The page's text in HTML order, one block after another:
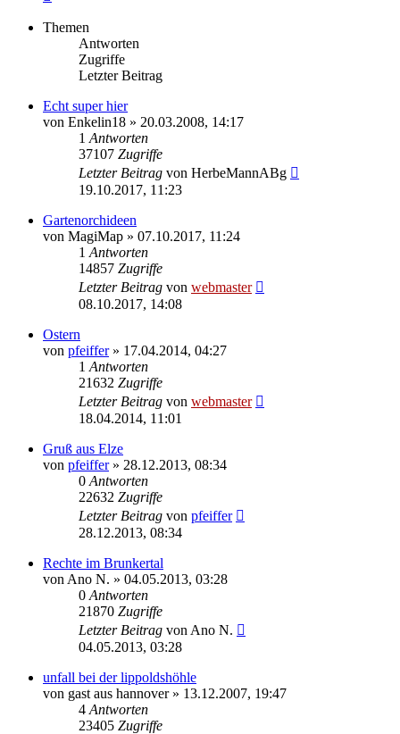
Themen
Antworten
Zugriffe
Letzter Beitrag
Echt super hier
von Enkelin18 » 20.03.2008, 14:17
1 Antworten
37107 Zugriffe
Letzter Beitrag von HerbeMannABg
19.10.2017, 11:23
Gartenorchideen
von MagiMap » 07.10.2017, 11:24
1 Antworten
14857 Zugriffe
Letzter Beitrag von webmaster
08.10.2017, 14:08
Ostern
von pfeiffer» 17.04.2014, 04:27
1 Antworten
21632 Zugriffe
Letzter Beitrag von webmaster
18.04.2014, 11:01
Gruß aus Elze
von pfeiffer» 28.12.2013, 08:34
0 Antworten
22632 Zugriffe
Letzter Beitrag von pfeiffer
28.12.2013, 08:34
Rechte im Brunkertal
von Ano N. » 04.05.2013, 03:28
0 Antworten
21870 Zugriffe
Letzter Beitrag von Ano N.
04.05.2013, 03:28
unfall bei der lippoldshöhle
von gast aus hannover» 13.12.2007, 19:47
4 Antworten
23405 Zugriffe